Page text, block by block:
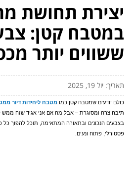
יצירת תחושת
במטבח קטן:
ששווים יותר
תאריך: יול 19, 2025
כולם יודעים שמטבח קטן כמו מטבח ליחידות דיור
פסטורלי, פתוח ונעים.